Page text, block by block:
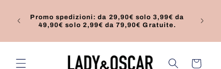
ai contenutiPromo spedizioni: da 29,90€ solo 3,99€ da
49,90€ solo 2,99€ da 79,90€ Gratuite.
Ci
Carrello